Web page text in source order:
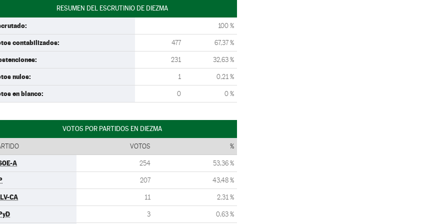
RESUMEN DEL ESCRUTINIO DE DIEZMA
100 %
contabilizados: 477 67,37 %
231 32,63 %
nulos: 1 0,21 %
en blanco: 0 0 %
VOTOS POR PARTIDOS EN DIEZMA
VOTOS %
A 254 53,36 %
207 43,48 %
CA 11 2,31 %
3 0,63 %